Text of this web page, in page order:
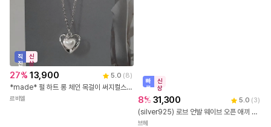
직
진
배
송
신
상
27% 13,900 5.0 (8)
*made* 펄 하트 롱 체인 목걸이 써지컬스틸 자글 팬던트 볼 여리 레이어드
르비엘
빠
른
출
발
신
상
8% 31,300 5.0 (3)
(silver925) 로브 언발 웨이브 오픈 애끼 실버 반지 Robe Wave Ring 197
브헤